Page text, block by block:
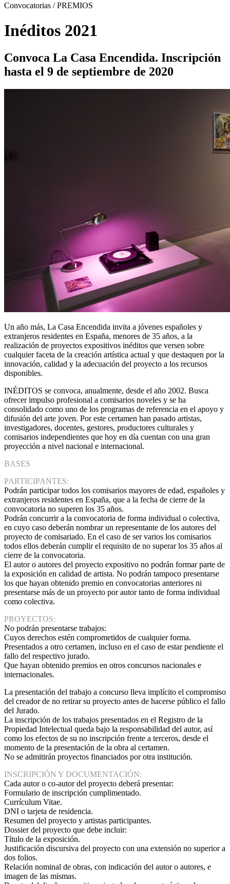
Convocatorias / PREMIOS
Inéditos 2021
Convoca La Casa Encendida. Inscripción
hasta el 9 de septiembre de 2020
Un año más, La Casa Encendida invita a jóvenes españoles y
extranjeros residentes en España, menores de 35 años, a la
realización de proyectos expositivos inéditos que versen sobre
cualquier faceta de la creación artística actual y que destaquen por la
innovación, calidad y la adecuación del proyecto a los recursos
disponibles.
INÉDITOS se convoca, anualmente, desde el año 2002. Busca
ofrecer impulso profesional a comisarios noveles y se ha
consolidado como uno de los programas de referencia en el apoyo y
difusión del arte joven. Por este certamen han pasado artistas,
investigadores, docentes, gestores, productores culturales y
comisarios independientes que hoy en día cuentan con una gran
proyección a nivel nacional e internacional.
BASES
PARTICIPANTES:
Podrán participar todos los comisarios mayores de edad, españoles y
extranjeros residentes en España, que a la fecha de cierre de la
convocatoria no superen los 35 años.
Podrán concurrir a la convocatoria de forma individual o colectiva,
en cuyo caso deberán nombrar un representante de los autores del
proyecto de comisariado. En el caso de ser varios los comisarios
todos ellos deberán cumplir el requisito de no superar los 35 años al
cierre de la convocatoria.
El autor o autores del proyecto expositivo no podrán formar parte de
la exposición en calidad de artista. No podrán tampoco presentarse
los que hayan obtenido premio en convocatorias anteriores ni
presentarse más de un proyecto por autor tanto de forma individual
como colectiva.
PROYECTOS:
No podrán presentarse trabajos:
Cuyos derechos estén comprometidos de cualquier forma.
Presentados a otro certamen, incluso en el caso de estar pendiente el
fallo del respectivo jurado.
Que hayan obtenido premios en otros concursos nacionales e
internacionales.
La presentación del trabajo a concurso lleva implícito el compromiso
del creador de no retirar su proyecto antes de hacerse público el fallo
del Jurado.
La inscripción de los trabajos presentados en el Registro de la
Propiedad Intelectual queda bajo la responsabilidad del autor, así
como los efectos de su no inscripción frente a terceros, desde el
momento de la presentación de la obra al certamen.
No se admitirán proyectos financiados por otra institución.
INSCRIPCIÓN Y DOCUMENTACIÓN:
Cada autor o co-autor del proyecto deberá presentar:
Formulario de inscripción cumplimentado.
Currículum Vitae.
DNI o tarjeta de residencia.
Resumen del proyecto y artistas participantes.
Dossier del proyecto que debe incluir:
Título de la exposición.
Justificación discursiva del proyecto con una extensión no superior a
dos folios.
Relación nominal de obras, con indicación del autor o autores, e
imagen de las mismas.